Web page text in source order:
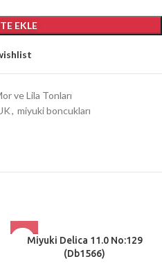
EKLE
ve Lila Tonları
, miyuki boncukları
Miyuki Delica 11.0 No:129
(Db1566)